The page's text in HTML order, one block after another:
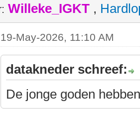
Willeke_IGKT ,
19-May-2026, 11:10 AM
datakneder schreef:
De jonge goden